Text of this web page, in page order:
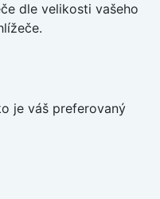
dle velikosti vašeho
je váš preferovaný